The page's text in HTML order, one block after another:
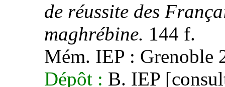
de réussite des
maghrébine. 144 f.
Mém. IEP : Grenoble
Dépôt : B. IEP